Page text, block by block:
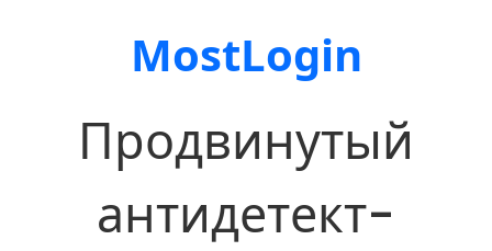
MostLogin
Продвинутый
антидетект-